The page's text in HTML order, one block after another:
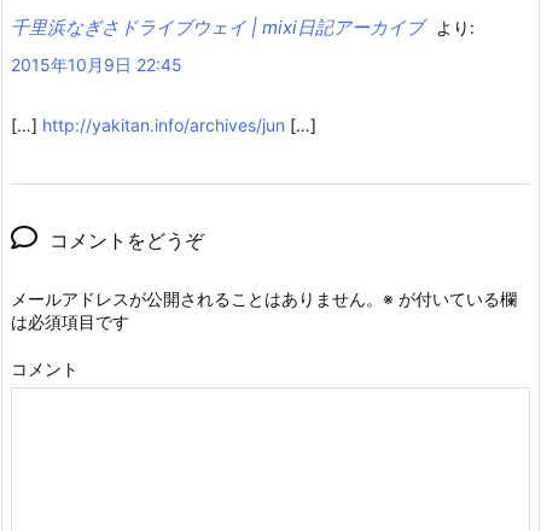
千里浜なぎさドライブウェイ | mixi日記アーカイブ
より:
2015年10月9日 22:45
[…] http://yakitan.info/archives/jun […]
コメントをどうぞ
メールアドレスが公開されることはありません。 ※ が付いている欄
は必須項目です
コメント